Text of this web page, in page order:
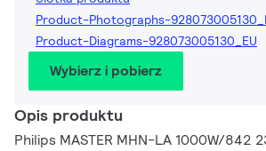
Product-Photographs-
Product-Diagrams-928073005130_EU
Wybierz i pobierz
Opis produktu
Philips MASTER MHN-LA 1000W/842